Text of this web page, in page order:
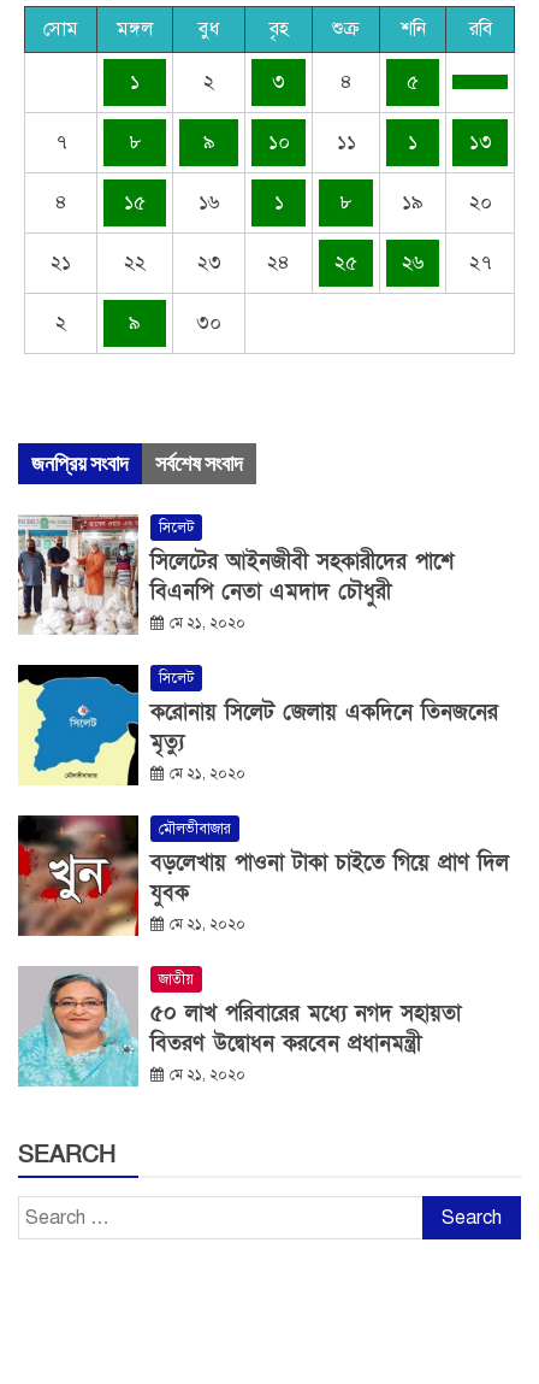
সোম মঙ্গল বুধ বৃহ শুক্র শনি রবি
১ ২ ৩ ৪ ৫
৭ ৮ ৯ ১০ ১১ ১ ১৩
৪ ১৫ ১৬ ১ ৮ ১৯ ২০
২১ ২২ ২৩ ২৪ ২৫ ২৬ ২৭
২ ৯ ৩০
জনপ্রিয় সংবাদ সর্বশেষ সংবাদ
সিলেট
সিলেটের আইনজীবী সহকারীদের পাশে
বিএনপি নেতা এমদাদ চৌধুরী
মে ২১, ২০২০
সিলেট
করোনায় সিলেট জেলায় একদিনে তিনজনের
মৃত্যু
মে ২১, ২০২০
মৌলভীবাজার
বড়লেখায় পাওনা টাকা চাইতে গিয়ে প্রাণ দিল
যুবক
মে ২১, ২০২০
জাতীয়
৫০ লাখ পরিবারের মধ্যে নগদ সহায়তা
বিতরণ উদ্বোধন করবেন প্রধানমন্ত্রী
মে ২১, ২০২০
SEARCH
Search
for: